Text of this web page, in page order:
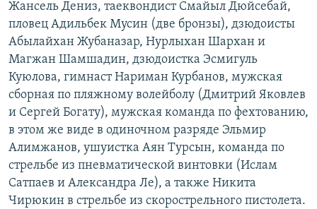
Жансель Дениз, таеквондист Смайыл Дюйсебай,
пловец Адильбек Мусин (две бронзы), дзюдоисты
Абылайхан Жубаназар, Нурлыхан Шархан и
Магжан Шамшадин, дзюдоистка Эсмигуль
Куюлова, гимнаст Нариман Курбанов, мужская
сборная по пляжному волейболу (Дмитрий Яковлев
и Сергей Богату), мужская команда по фехтованию,
в этом же виде в одиночном разряде Эльмир
Алимжанов, ушуистка Аян Турсын, команда по
стрельбе из пневматической винтовки (Ислам
Сатпаев и Александра Ле), а также Никита
Чирюкин в стрельбе из скорострельного пистолета.